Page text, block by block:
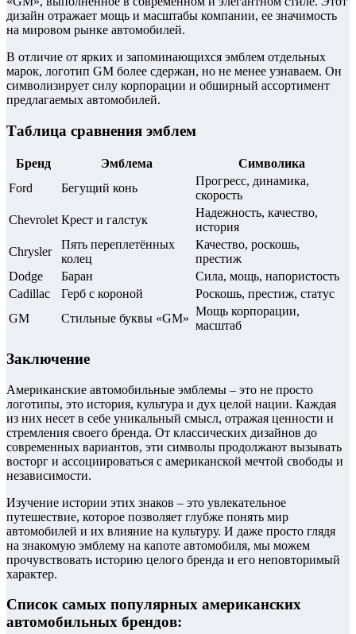
дизайн отражает мощь и масштабы компании, ее значимость
на мировом рынке автомобилей.
В отличие от ярких и запоминающихся эмблем отдельных
марок, логотип GM более сдержан, но не менее узнаваем. Он
символизирует силу корпорации и обширный ассортимент
предлагаемых автомобилей.
Таблица сравнения эмблем
Бренд Эмблема
Символика
Ford
Бегущий конь
Прогресс, динамика,
скорость
Chevrolet Крест и галстук
Надежность, качество,
история
Chrysler
Пять переплетённых
колец
Качество, роскошь,
престиж
Dodge
Баран
Сила, мощь, напористость
Cadillac
Герб с короной
Роскошь, престиж, статус
GM
Стильные буквы «GM»
Мощь корпорации,
масштаб
Заключение
Американские автомобильные эмблемы – это не просто
логотипы, это история, культура и дух целой нации. Каждая
из них несет в себе уникальный смысл, отражая ценности и
стремления своего бренда. От классических дизайнов до
современных вариантов, эти символы продолжают вызывать
восторг и ассоциироваться с американской мечтой свободы и
независимости.
Изучение истории этих знаков – это увлекательное
путешествие, которое позволяет глубже понять мир
автомобилей и их влияние на культуру. И даже просто глядя
на знакомую эмблему на капоте автомобиля, мы можем
прочувствовать историю целого бренда и его неповторимый
характер.
Список самых популярных американских
автомобильных брендов: